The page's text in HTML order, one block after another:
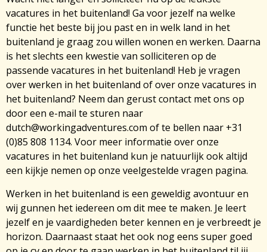
vacatures in het buitenland! Ga voor jezelf na welke
functie het beste bij jou past en in welk land in het
buitenland je graag zou willen wonen en werken. Daarna
is het slechts een kwestie van solliciteren op de
passende vacatures in het buitenland! Heb je vragen
over werken in het buitenland of over onze vacatures in
het buitenland? Neem dan gerust contact met ons op
door een e-mail te sturen naar
dutch@workingadventures.com of te bellen naar +31
(0)85 808 1134. Voor meer informatie over onze
vacatures in het buitenland kun je natuurlijk ook altijd
een kijkje nemen op onze veelgestelde vragen pagina.
Werken in het buitenland is een geweldig avontuur en
wij gunnen het iedereen om dit mee te maken. Je leert
jezelf en je vaardigheden beter kennen en je verbreedt je
horizon. Daarnaast staat het ook nog eens super goed